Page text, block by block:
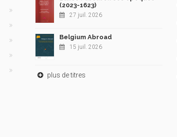
(2023-1623)
27 juil. 2026
Belgium Abroad
15 juil. 2026
plus de titres